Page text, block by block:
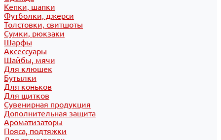
Кепки, шапки
Футболки, джерси
Толстовки, свитшоты
Сумки, рюкзаки
Шарфы
Аксессуары
Шайбы, мячи
Для клюшек
Бутылки
Для коньков
Для щитков
Сувенирная продукция
Дополнительная защита
Ароматизаторы
Пояса, подтяжки